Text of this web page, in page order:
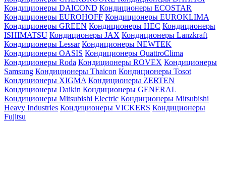
Кондиционеры DAICOND Кондиционеры ECOSTAR
Кондиционеры EUROHOFF Кондиционеры EUROKLIMA
Кондиционеры GREEN Кондиционеры HEC Кондиционеры
ISHIMATSU Кондиционеры JAX Кондиционеры Lanzkraft
Кондиционеры Lessar Кондиционеры NEWTEK
Кондиционеры OASIS Кондиционеры QuattroClima
Кондиционеры Roda Кондиционеры ROVEX Кондиционеры
Samsung Кондиционеры Thaicon Кондиционеры Tosot
Кондиционеры XIGMA Кондиционеры ZERTEN
Кондиционеры Daikin Кондиционеры GENERAL
Кондиционеры Mitsubishi Electric Кондиционеры Mitsubishi
Heavy Industries Кондиционеры VICKERS Кондиционеры
Fujitsu